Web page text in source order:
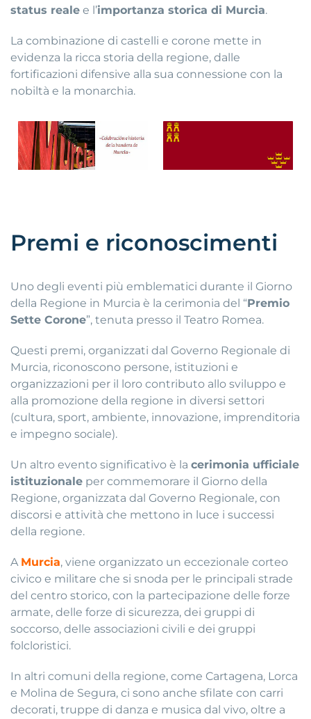
status reale e l’importanza storica di Murcia.
La combinazione di castelli e corone mette in
evidenza la ricca storia della regione, dalle
fortificazioni difensive alla sua connessione con la
nobiltà e la monarchia.
Premi e riconoscimenti
Uno degli eventi più emblematici durante il Giorno
della Regione in Murcia è la cerimonia del “Premio
Sette Corone”, tenuta presso il Teatro Romea.
Questi premi, organizzati dal Governo Regionale di
Murcia, riconoscono persone, istituzioni e
organizzazioni per il loro contributo allo sviluppo e
alla promozione della regione in diversi settori
(cultura, sport, ambiente, innovazione, imprenditoria
e impegno sociale).
Un altro evento significativo è la cerimonia ufficiale
istituzionale per commemorare il Giorno della
Regione, organizzata dal Governo Regionale, con
discorsi e attività che mettono in luce i successi
della regione.
A Murcia, viene organizzato un eccezionale corteo
civico e militare che si snoda per le principali strade
del centro storico, con la partecipazione delle forze
armate, delle forze di sicurezza, dei gruppi di
soccorso, delle associazioni civili e dei gruppi
folcloristici.
In altri comuni della regione, come Cartagena, Lorca
e Molina de Segura, ci sono anche sfilate con carri
decorati, truppe di danza e musica dal vivo, oltre a